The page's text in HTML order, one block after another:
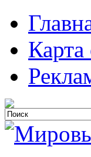
Карта